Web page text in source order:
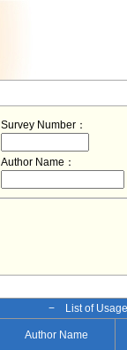
Survey Number：
Author Name：
− List of
Author Name